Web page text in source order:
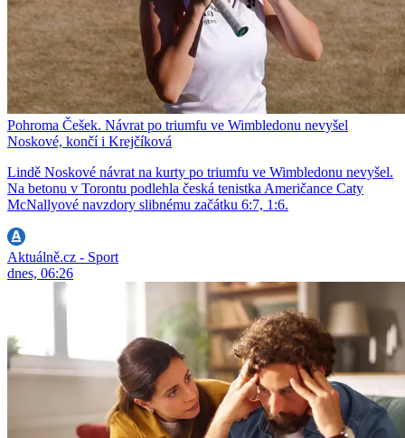
Pohroma Češek. Návrat po triumfu ve Wimbledonu nevyšel
Noskové, končí i Krejčíková
Lindě Noskové návrat na kurty po triumfu ve Wimbledonu nevyšel.
Na betonu v Torontu podlehla česká tenistka Američance Caty
McNallyové navzdory slibnému začátku 6:7, 1:6.
Aktuálně.cz - Sport
dnes, 06:26